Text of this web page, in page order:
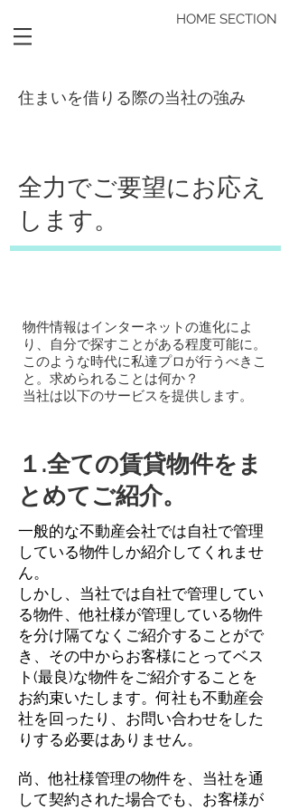
HOME SECTION
住まいを借りる際の当社の強み
​​全力でご要望にお応え
します。
物件情報はインターネットの進化によ
り、自分で探すことがある程度可能に。
このような時代に私達プロが行うべきこ
と。求められることは何か？
当社は以下のサービスを提供します。
１.全ての賃貸物件をま
とめてご紹介。
一般的な不動産会社では自社で管理
している物件しか紹介してくれませ
ん。
しかし、当社では自社で管理してい
る物件、他社様が管理している物件
を分け隔てなくご紹介することがで
き、その中からお客様にとってベス
ト(最良)な物件をご紹介することを
お約束いたします。何社も不動産会
社を回ったり、お問い合わせをした
りする必要はありません。
尚、他社様管理の物件を、当社を通
して契約された場合でも、お客様が